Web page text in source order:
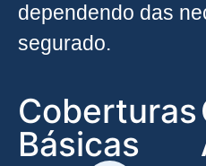
dependendo das
segurado.
Coberturas
Básicas